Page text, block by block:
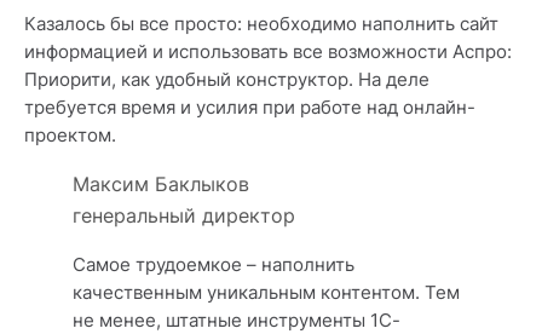
Казалось бы все просто: необходимо наполнить сайт
информацией и использовать все возможности Аспро:
Приорити, как удобный конструктор. На деле
требуется время и усилия при работе над онлайн-
проектом.
Максим Баклыков
генеральный директор
Самое трудоемкое – наполнить
качественным уникальным контентом. Тем
не менее, штатные инструменты 1С-